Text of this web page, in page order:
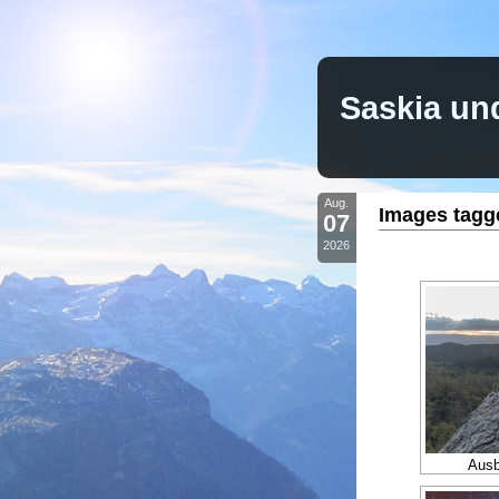
Saskia
Aug.
07
2026
Images